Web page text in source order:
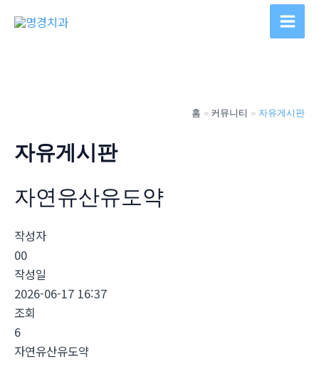
Main
홈 커뮤니티 자유게시판
자유게시판
자연유산유도약
작성자
00
작성일
2026-06-17 16:37
조회
6
자연유산유도약